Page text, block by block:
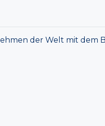
der Welt mit dem